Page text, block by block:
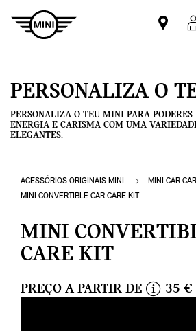
PERSONALIZA O
PERSONALIZA O TEU MINI PARA
ENERGIA E CARISMA COM UMA
ELEGANTES.
ACESSÓRIOS ORIGINAIS MINI MINI CAR
MINI CONVERTIBLE CAR CARE KIT
MINI
CARE KIT
PREÇO A PARTIR DE 35 €